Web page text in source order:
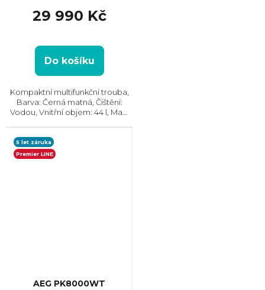
29 990 Kč
Do košíku
Kompaktní multifunkční trouba,
Barva: Černá matná, Čištění:
Vodou, Vnitřní objem: 44 l, Max.
Výbava: Teplotní sonda,
Asistované vaření,...
5 let záruka
Premier LINE
AEG PK8000WT